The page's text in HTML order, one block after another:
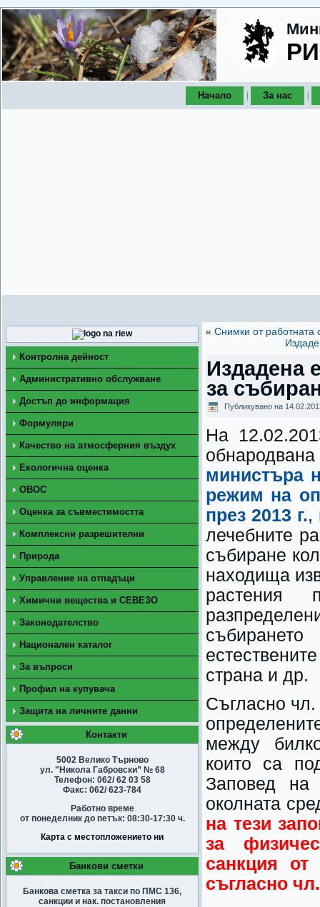
Начало За нас
Контролна дейност
Административно обслужване
Достъп до информация
Формуляри
Качество на атмосферния въздух
Екологична оценка
ОВОС
Оценка за съвместимостта
Комплексни разрешителни
Природа
Управление на отпадъци
Химични вещества и СЕВЕЗО
Законодателство
Национален каталог
За въпроси
Профил на купувача
Защита на личните данни
Контакти
5002 Велико Търново
ул. "Никола Габровски” № 68
Телефон: 062/ 62 03 58
Факс: 062/ 623-784
Работно време
от понеделник до петък: 08:30-17:30 ч.
Карта с местопложението ни
Банкови сметки
Банкова сметка за такси по ПМС 136,
санкции и нак. постановления
« Снимки от работната
Издадена
за
Публикувано на
На
министъра
режим на
през 2013 г.,
лечебните
събиране
находища
растения
страна и др.
Съгласно чл.
между
които са
Заповед на
околната
на тези
за
санкция
съгласно